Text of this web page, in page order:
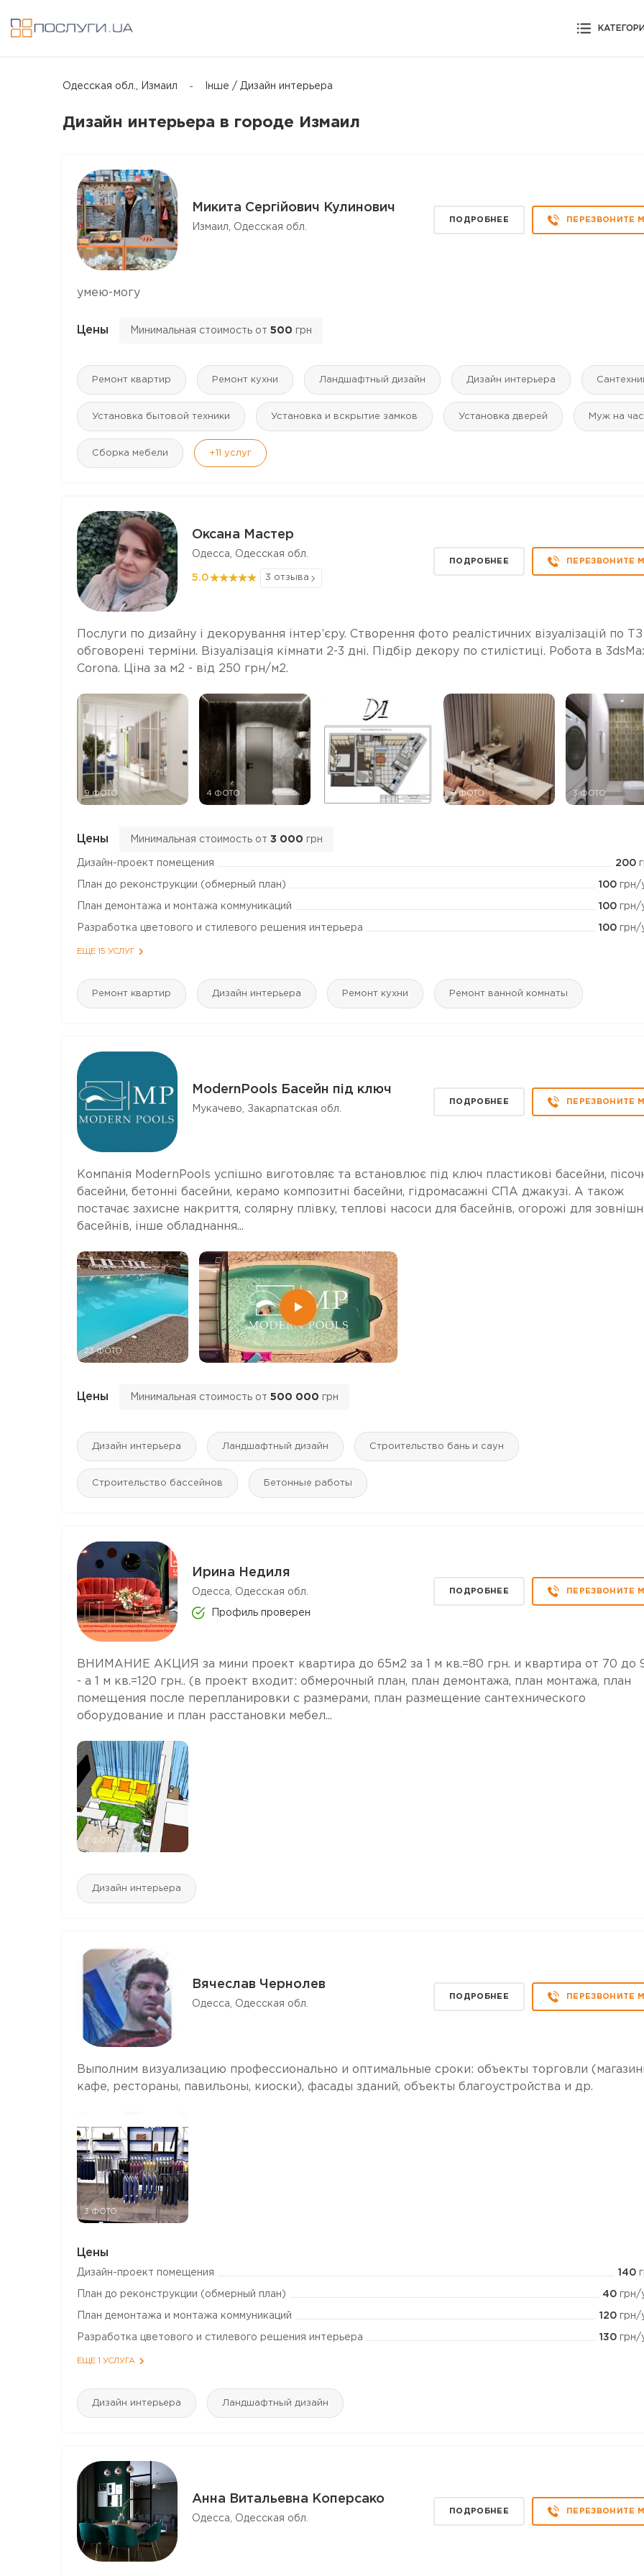
Одесская обл., Измаил Інше / Дизайн интерьера
Дизайн интерьера в городе Измаил
Микита Сергійович Кулинович
Измаил, Одесская обл.
ПОДРОБНЕЕ ПЕРЕЗВОНИТЕ
умею-могу
Цены Минимальная стоимость от 500 грн
Ремонт квартир Ремонт кухни Ландшафтный дизайн Дизайн интерьера
Установка бытовой техники Установка и вскрытие замков Установка дверей Муж на час
Сборка мебели +11 услуг
Оксана Мастер
Одесса, Одесская обл.
5.0 3 отзыва
ПОДРОБНЕЕ ПЕРЕЗВОНИТЕ
Послуги по дизайну і декорування інтер’єру. Створення фото реалістичних візуалізацій по
обговорені терміни. Візуалізація кімнати 2-3 дні. Підбір декору по стилістиці. Робота в
Corona. Ціна за м2 - від 250 грн/м2.
9 ФОТО 4 ФОТО 9 ФОТО 3 ФОТО
Цены Минимальная стоимость от 3 000 грн
Дизайн-проект помещения 200
План до реконструкции (обмерный план) 100 грн/
План демонтажа и монтажа коммуникаций 100 грн/
Разработка цветового и стилевого решения интерьера 100 грн/
ЕЩЕ 15 УСЛУГ
Ремонт квартир Дизайн интерьера Ремонт кухни Ремонт ванной комнаты
ModernPools Басейн під ключ
Мукачево, Закарпатская обл.
ПОДРОБНЕЕ ПЕРЕЗВОНИТЕ
Компанія ModernPools успішно виготовляє та встановлює під ключ пластикові басейни,
басейни, бетонні басейни, керамо композитні басейни, гідромасажні СПА джакузі. А також
постачає захисне накриття, солярну плівку, теплові насоси для басейнів, огорожі для
басейнів, інше обладнання...
23 ФОТО
Цены Минимальная стоимость от 500 000 грн
Дизайн интерьера Ландшафтный дизайн Строительство бань и саун
Строительство бассейнов Бетонные работы
Ирина Недиля
Одесса, Одесская обл.
Профиль проверен
ПОДРОБНЕЕ ПЕРЕЗВОНИТЕ
ВНИМАНИЕ АКЦИЯ за мини проект квартира до 65м2 за 1 м кв.=80 грн. и квартира от 70 до
- а 1 м кв.=120 грн.. (в проект входит: обмерочный план, план демонтажа, план монтажа, план
помещения после перепланировки с размерами, план размещение сантехнического
оборудование и план расстановки мебел...
7 ФОТО
Дизайн интерьера
Вячеслав Чернолев
Одесса, Одесская обл.
ПОДРОБНЕЕ ПЕРЕЗВОНИТЕ
Выполним визуализацию профессионально и оптимальные сроки: объекты торговли
кафе, рестораны, павильоны, киоски), фасады зданий, объекты благоустройства и др.
3 ФОТО
Цены
Дизайн-проект помещения 140
План до реконструкции (обмерный план) 40 грн/
План демонтажа и монтажа коммуникаций 120 грн/
Разработка цветового и стилевого решения интерьера 130 грн/
ЕЩЕ 1 УСЛУГА
Дизайн интерьера Ландшафтный дизайн
Анна Витальевна Коперсако
Одесса, Одесская обл.
ПОДРОБНЕЕ ПЕРЕЗВОНИТЕ